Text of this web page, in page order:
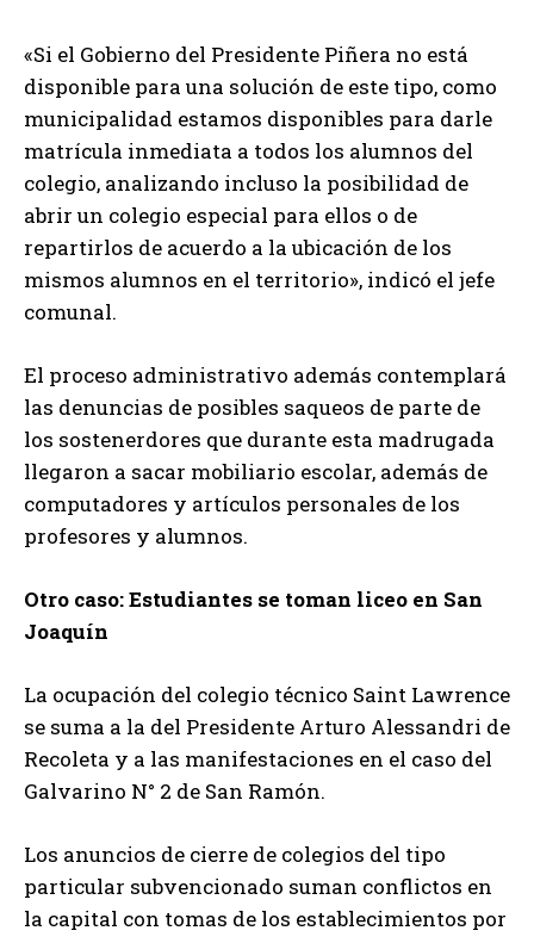
«Si el Gobierno del Presidente Piñera no está
disponible para una solución de este tipo, como
municipalidad estamos disponibles para darle
matrícula inmediata a todos los alumnos del
colegio, analizando incluso la posibilidad de
abrir un colegio especial para ellos o de
repartirlos de acuerdo a la ubicación de los
mismos alumnos en el territorio», indicó el jefe
comunal.
El proceso administrativo además contemplará
las denuncias de posibles saqueos de parte de
los sostenerdores que durante esta madrugada
llegaron a sacar mobiliario escolar, además de
computadores y artículos personales de los
profesores y alumnos.
Otro caso: Estudiantes se toman liceo en San
Joaquín
La ocupación del colegio técnico Saint Lawrence
se suma a la del Presidente Arturo Alessandri de
Recoleta y a las manifestaciones en el caso del
Galvarino N° 2 de San Ramón.
Los anuncios de cierre de colegios del tipo
particular subvencionado suman conflictos en
la capital con tomas de los establecimientos por